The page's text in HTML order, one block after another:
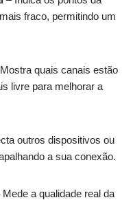
fraco, permitindo um
quais canais estão
livre para melhorar a
outros dispositivos ou
a sua conexão.
a qualidade real da